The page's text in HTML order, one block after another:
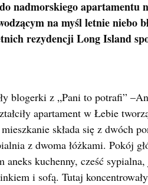
nadmorskiego apartamentu
na myśl letnie niebo
rezydencji Long Island
blogerki z „Pani to potrafi”
apartament w Łebie
składa się z dwóch
z dwoma łóżkami. Pokój
kuchenny, cześć
i sofą. Tutaj